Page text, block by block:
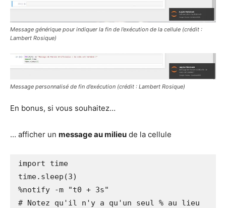
Message générique pour indiquer la fin de l’exécution de la cellule (crédit :
Lambert Rosique)
Message personnalisé de fin d’exécution (crédit : Lambert Rosique)
En bonus, si vous souhaitez…
… afficher un message au milieu de la cellule
import time
time.sleep(3)
%notify -m "t0 + 3s"
# Notez qu'il n'y a qu'un seul % au lieu